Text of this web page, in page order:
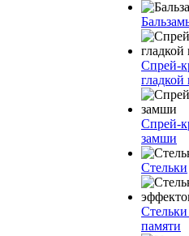
Спрей-
Спрей-
замши
Стельки
памяти